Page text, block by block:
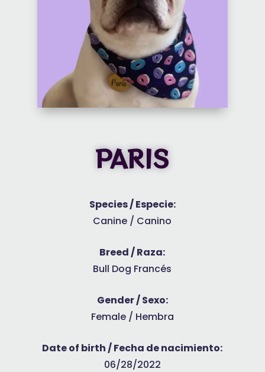
PARIS
Species / Especie:
Canine / Canino
Breed / Raza:
Bull Dog Francés
Gender / Sexo:
Female / Hembra
Date of birth / Fecha de nacimiento:
06/28/2022